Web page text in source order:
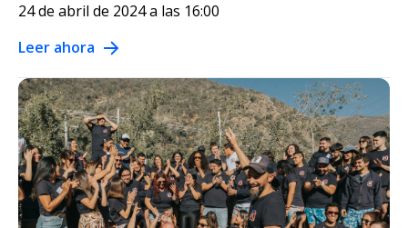
24 de abril de 2024 a las 16:00
Leer ahora